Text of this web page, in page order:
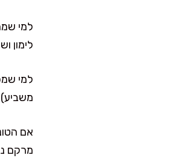
למי
לימון
למי
מרקם